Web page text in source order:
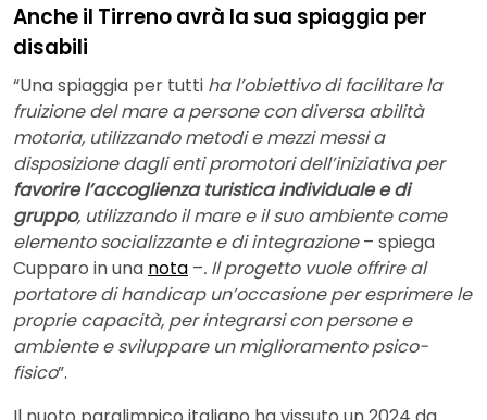
Anche il Tirreno avrà la sua spiaggia per
disabili
“Una spiaggia per tutti ha l’obiettivo di facilitare la
fruizione del mare a persone con diversa abilità
motoria, utilizzando metodi e mezzi messi a
disposizione dagli enti promotori dell’iniziativa per
favorire l’accoglienza turistica individuale e di
gruppo, utilizzando il mare e il suo ambiente come
elemento socializzante e di integrazione– spiega
Cupparo in una nota –. Il progetto vuole offrire al
portatore di handicap un’occasione per esprimere le
proprie capacità, per integrarsi con persone e
ambiente e sviluppare un miglioramento psico-
fisico”.